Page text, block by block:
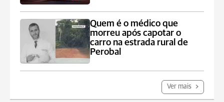
Quem é o médico que
morreu após capotar o
carro na estrada rural de
Perobal
Ver mais